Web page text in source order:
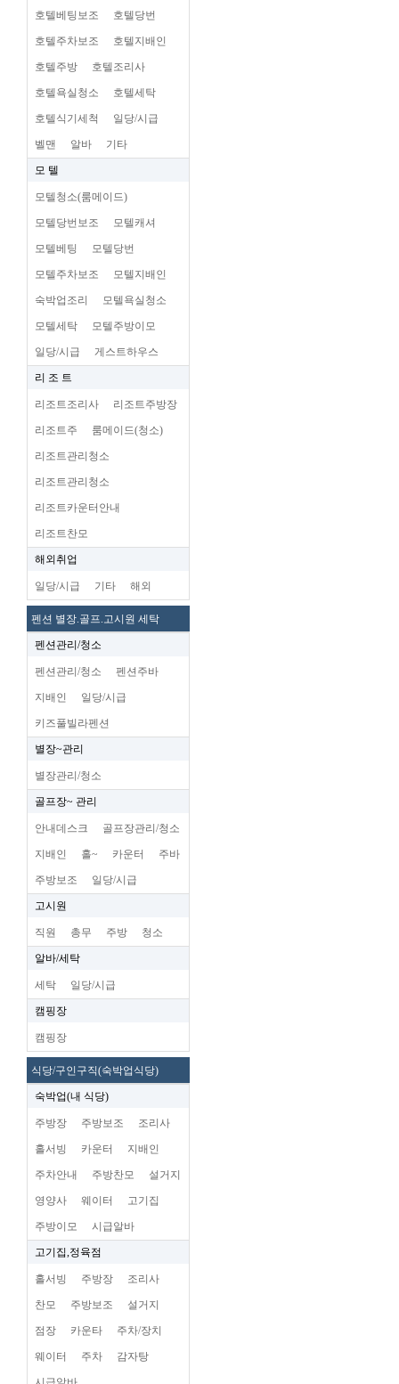
호텔베팅보조 호텔당번
호텔주차보조 호텔지배인
호텔주방 호텔조리사
호텔욕실청소 호텔세탁
호텔식기세척 일당/시급
벨맨 알바 기타
모 텔
모텔청소(룸메이드)
모텔당번보조 모텔캐셔
모텔베팅 모텔당번
모텔주차보조 모텔지배인
숙박업조리 모텔욕실청소
모텔세탁 모텔주방이모
일당/시급 게스트하우스
리 조 트
리조트조리사 리조트주방장
리조트주 룸메이드(청소)
리조트관리청소
리조트관리청소
리조트카운터안내
리조트찬모
해외취업
일당/시급 기타 해외
펜션 별장.골프.고시원 세탁
펜션관리/청소
펜션관리/청소 펜션주바
지배인 일당/시급
키즈풀빌라펜션
별장~관리
별장관리/청소
골프장~ 관리
안내데스크 골프장관리/청소
지배인 홀~ 카운터 주바
주방보조 일당/시급
고시원
직원 총무 주방 청소
알바/세탁
세탁 일당/시급
캠핑장
캠핑장
식당/구인구직(숙박업식당)
숙박업(내 식당)
주방장 주방보조 조리사
홀서빙 카운터 지배인
주차안내 주방찬모 설거지
영양사 웨이터 고기집
주방이모 시급알바
고기집,정육점
홀서빙 주방장 조리사
찬모 주방보조 설거지
점장 카운타 주차/장치
웨이터 주차 감자탕